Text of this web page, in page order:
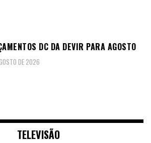
DC DA DEVIR PARA AGOSTO
DE 2026
TELEVISÃO